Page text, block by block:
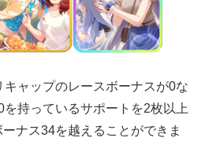
ャップのレースボーナスが0な
持っているサポートを2枚以上
ナス34を越えることができま